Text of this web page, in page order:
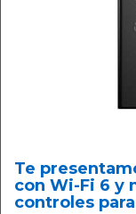
Te
con Wi-Fi 6 y
controles